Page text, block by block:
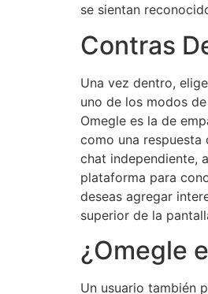
se sientan
Contras
Una vez dentro,
uno de los modos
Omegle es la de
como una
chat independiente,
plataforma para
deseas agregar
superior de la
¿Omegle
Un usuario también